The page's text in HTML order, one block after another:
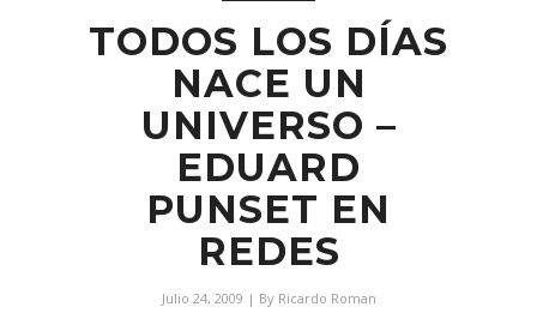
TODOS LOS DÍAS
NACE UN
UNIVERSO –
EDUARD
PUNSET EN
REDES
Julio 24, 2009 | By Ricardo Roman